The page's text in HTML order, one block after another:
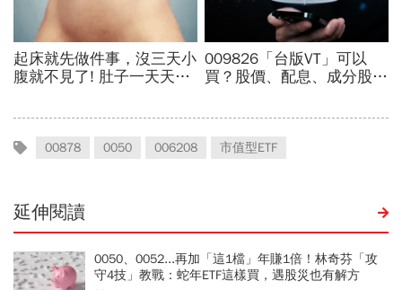
00878 0050 006208 市值型ETF
延伸閱讀
0050、0052...再加「這1檔」年賺1倍！林奇芬「攻
守4技」教戰：蛇年ETF這樣買，遇股災也有解方